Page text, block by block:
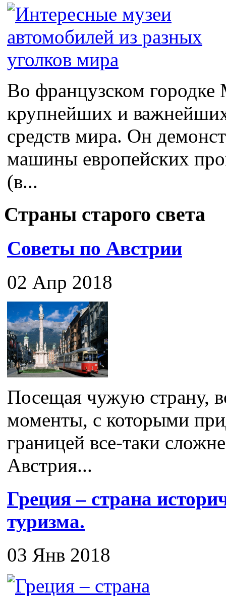
Во французском
крупнейших и
средств мира. Он
машины европейских
(в...
Страны старого света
Советы по Австрии
02 Апр 2018
Посещая чужую страну,
моменты, с которыми
границей все-таки
Австрия...
Греция – страна
туризма.
03 Янв 2018